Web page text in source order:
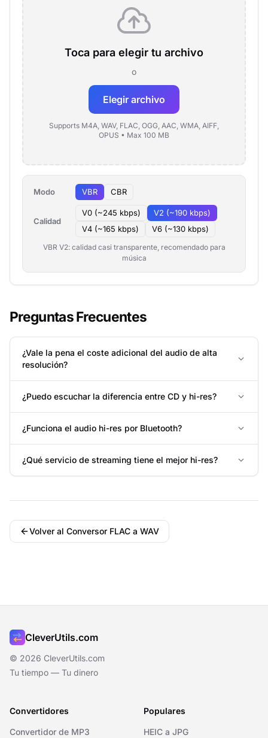
Toca para elegir tu archivo
o
Elegir archivo
Supports M4A, WAV, FLAC, OGG, AAC, WMA, AIFF,
OPUS • Max 100 MB
Modo VBR CBR
Calidad
V0 (~245 kbps)
V2 (~190 kbps)
V4 (~165 kbps)
V6 (~130 kbps)
VBR V2: calidad casi transparente, recomendado para
música
Preguntas Frecuentes
¿Vale la pena el coste adicional del audio de alta
resolución?
¿Puedo escuchar la diferencia entre CD y hi-res?
¿Funciona el audio hi-res por Bluetooth?
¿Qué servicio de streaming tiene el mejor hi-res?
Volver al Conversor FLAC a WAV
CleverUtils.com
© 2026 CleverUtils.com
Tu tiempo — Tu dinero
Convertidores
Convertidor de MP3
Populares
HEIC a JPG